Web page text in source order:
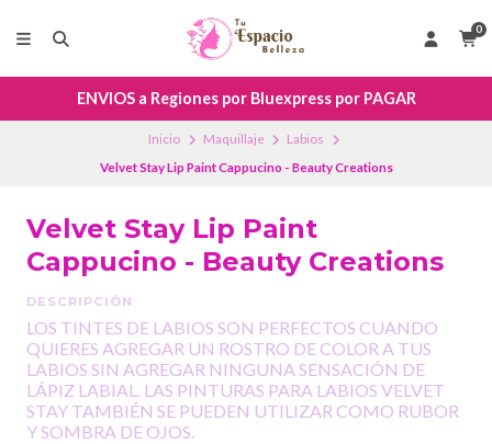
0
ENVIOS a Regiones por Bluexpress por PAGAR
Inicio Maquillaje
Labios
Velvet Stay Lip Paint Cappucino - Beauty Creations
Velvet Stay Lip Paint
Cappucino - Beauty Creations
DESCRIPCIÓN
LOS TINTES DE LABIOS SON PERFECTOS CUANDO
QUIERES AGREGAR UN ROSTRO DE COLOR A TUS
LABIOS SIN AGREGAR NINGUNA SENSACIÓN DE
LÁPIZ LABIAL. LAS PINTURAS PARA LABIOS VELVET
STAY TAMBIÉN SE PUEDEN UTILIZAR COMO RUBOR
Y SOMBRA DE OJOS.